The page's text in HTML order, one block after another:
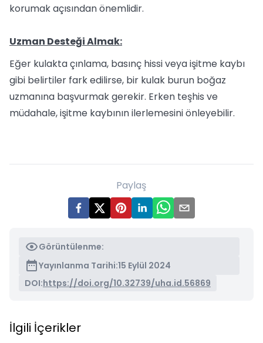
korumak açısından önemlidir.
Uzman Desteği Almak:
Eğer kulakta çınlama, basınç hissi veya işitme kaybı
gibi belirtiler fark edilirse, bir kulak burun boğaz
uzmanına başvurmak gerekir. Erken teşhis ve
müdahale, işitme kaybının ilerlemesini önleyebilir.
Paylaş
Görüntülenme:
Yayınlanma Tarihi:15 Eylül 2024
DOI:https://doi.org/10.32739/uha.id.56869
İlgili İçerikler